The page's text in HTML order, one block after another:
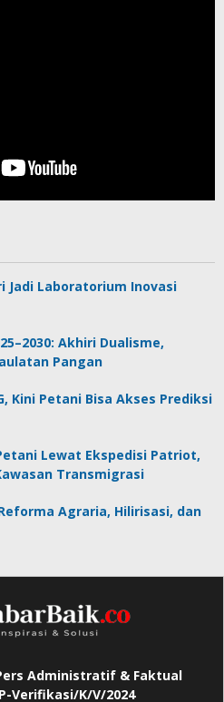
Jadi Laboratorium Inovasi
Akhiri Dualisme,
Pangan
Kini Petani Bisa Akses Prediksi
Lewat Ekspedisi Patriot,
Transmigrasi
Agraria, Hilirisasi, dan
Administratif & Faktual
Verifikasi/K/V/2024